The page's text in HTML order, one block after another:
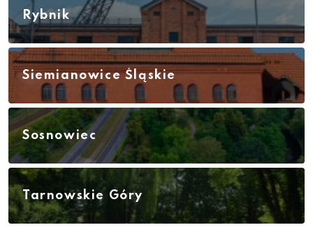
Rybnik
Siemianowice Śląskie
Sosnowiec
Tarnowskie Góry